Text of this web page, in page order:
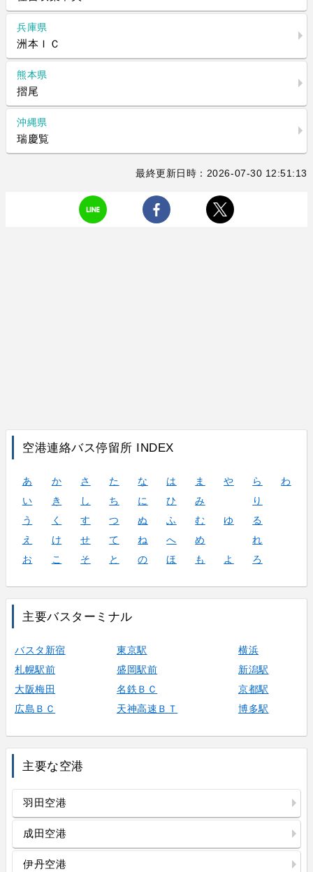
兵庫県
洲本ＩＣ
熊本県
摺尾
沖縄県
瑞慶覧
最終更新日時：2026-07-30 12:51:13
空港連絡バス停留所 INDEX
あ か さ た な は ま や ら
わ
い
き し ち に ひ み
り
う
く す つ ぬ ふ む ゆ
る
え
け せ て ね へ め
れ
お
こ そ と の ほ も よ ろ
主要バスターミナル
バスタ新宿 東京駅
横浜
札幌駅前
盛岡駅前
新潟駅
大阪梅田
名鉄ＢＣ
京都駅
広島ＢＣ
天神高速ＢＴ 博多駅
主要な空港
羽田空港
成田空港
伊丹空港